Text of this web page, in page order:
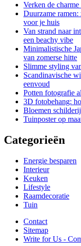
Verken de
Duurzame
voor je huis
Van strand naar
een beachy vibe
Minimalistische
van zomerse hitte
Slimme styling
Scandinavische
eenvoud
Potten fotografie
3D fotobehang:
Bloemen
Tuinposter op
Categorieën
Energie besparen
Interieur
Keuken
Lifestyle
Raamdecoratie
Tuin
Contact
Sitemap
Write for Us -